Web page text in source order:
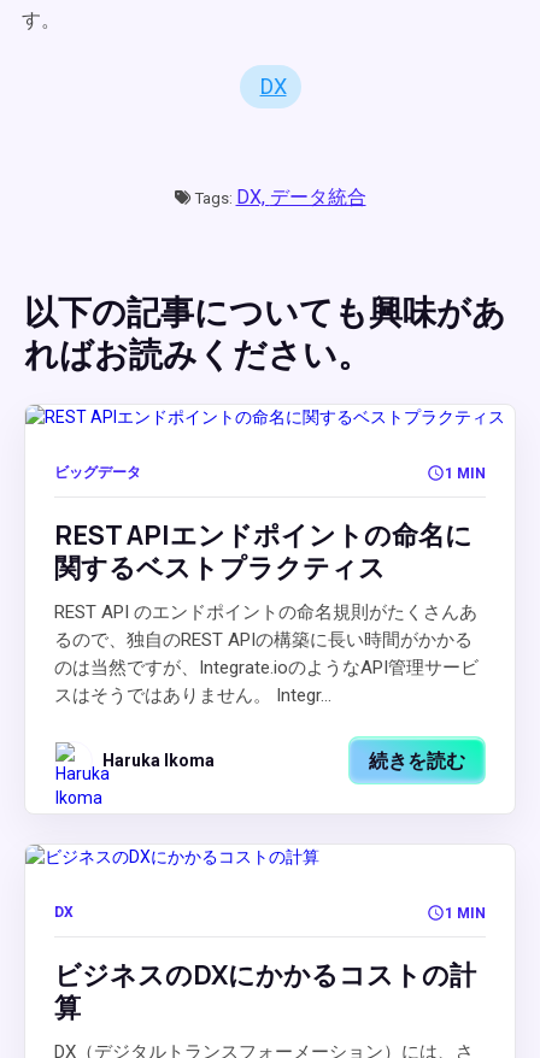
す。
DX
Tags: DX, データ統合
以下の記事についても興味があ
ればお読みください。
ビッグデータ 1 MIN
REST APIエンドポイントの命名に
関するベストプラクティス
REST API のエンドポイントの命名規則がたくさんあ
るので、独自のREST APIの構築に長い時間がかかる
のは当然ですが、Integrate.ioのようなAPI管理サービ
スはそうではありません。 Integr...
Haruka Ikoma 続きを読む
DX 1 MIN
ビジネスのDXにかかるコストの計
算
DX（デジタルトランスフォーメーション）には、さ